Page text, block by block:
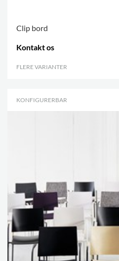
Clip bord
Kontakt os
FLERE VARIANTER
KONFIGURERBAR